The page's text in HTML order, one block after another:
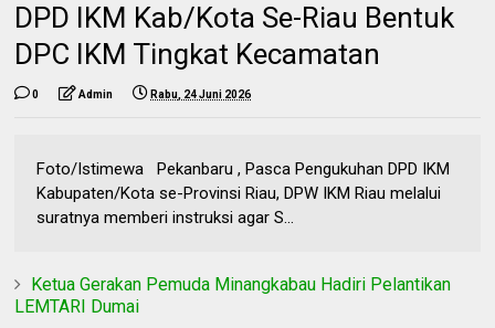
DPD IKM Kab/Kota Se-Riau Bentuk
DPC IKM Tingkat Kecamatan
0 Admin Rabu, 24 Juni 2026
Foto/Istimewa Pekanbaru , Pasca Pengukuhan DPD IKM
Kabupaten/Kota se-Provinsi Riau, DPW IKM Riau melalui
suratnya memberi instruksi agar S...
Ketua Gerakan Pemuda Minangkabau Hadiri Pelantikan
LEMTARI Dumai